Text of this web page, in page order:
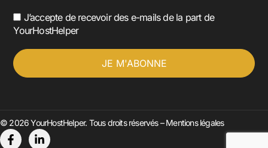
J’accepte de recevoir des e-mails de la part de
YourHostHelper
© 2026 YourHostHelper. Tous droits réservés –Mentions légales